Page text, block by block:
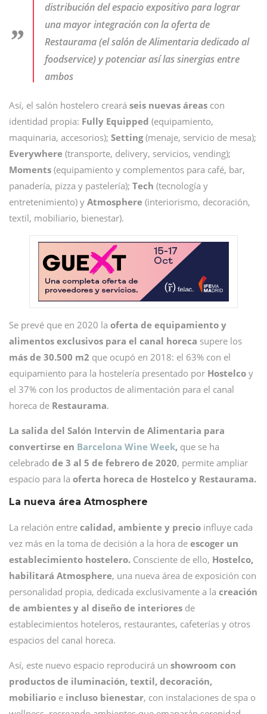
distribución del espacio expositivo para lograr
una mayor integración con la oferta de
Restaurama (el salón de Alimentaria dedicado al
foodservice) y potenciar así las sinergias entre
ambos
Así, el salón hostelero creará seis nuevas áreas con
identidad propia: Fully Equipped (equipamiento,
maquinaria, accesorios); Setting(menaje, servicio de mesa);
Everywhere (transporte, delivery, servicios, vending);
Moments (equipamiento y complementos para café, bar,
panadería, pizza y pastelería); Tech (tecnología y
entretenimiento) y Atmosphere (interiorismo, decoración,
textil, mobiliario, bienestar).
Se prevé que en 2020 la oferta de equipamiento y
alimentos exclusivos para el canal horeca supere los
más de 30.500 m2 que ocupó en 2018: el 63% con el
equipamiento para la hostelería presentado por Hostelco y
el 37% con los productos de alimentación para el canal
horeca de Restaurama.
La salida del Salón Intervin de Alimentaria para
convertirse en Barcelona Wine Week, que se ha
celebrado de 3 al 5 de febrero de 2020, permite ampliar
espacio para la oferta horeca de Hostelco y Restaurama.
La nueva área Atmosphere
La relación entre calidad, ambiente y precio influye cada
vez más en la toma de decisión a la hora de escoger un
establecimiento hostelero. Consciente de ello, Hostelco,
habilitará Atmosphere, una nueva área de exposición con
personalidad propia, dedicada exclusivamente a la creación
de ambientes y al diseño de interiores de
establecimientos hoteleros, restaurantes, cafeterías y otros
espacios del canal horeca.
Así, este nuevo espacio reproducirá un showroom con
productos de iluminación, textil, decoración,
mobiliario e incluso bienestar, con instalaciones de spa o